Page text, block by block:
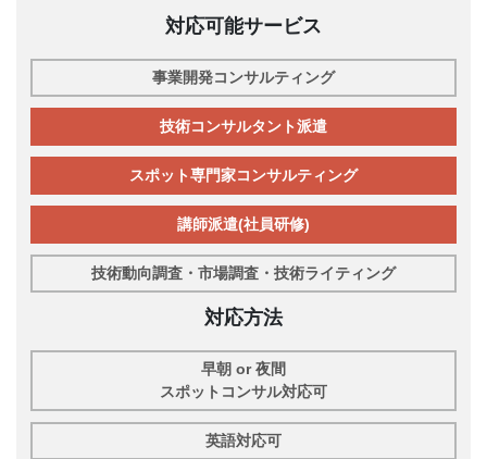
対応可能サービス
事業開発コンサルティング
技術コンサルタント派遣
スポット専門家コンサルティング
講師派遣(社員研修)
技術動向調査・市場調査・技術ライティング
対応方法
早朝 or 夜間
スポットコンサル対応可
英語対応可